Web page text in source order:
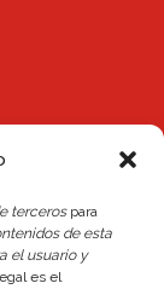
tercerospara
de esta
el usuario y
es el